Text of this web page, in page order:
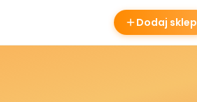
Dodaj sklep